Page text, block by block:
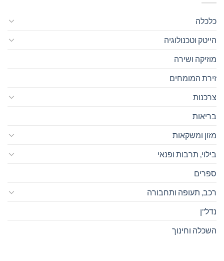
כלכלה
הייטק וטכנולוגיה
מוזיקה ושירה
זירת המומחים
צרכנות
בריאות
מזון ומשקאות
בילוי, תרבות ופנאי
ספרים
רכב, תעופה ותחבורה
נדל"ן
השכלה וחינוך